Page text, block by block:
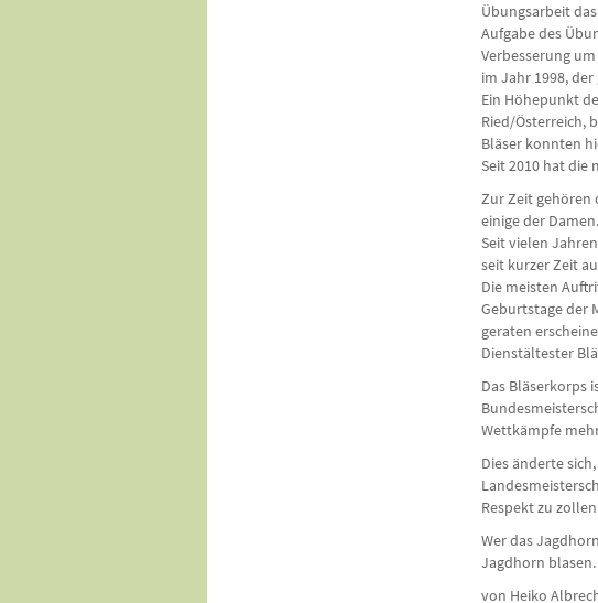
Übungsarbeit
Aufgabe des
Verbesserung
im Jahr 1998,
Ein Höhepunkt
Ried/Österreich,
Bläser konnten
Seit 2010 hat die
Zur Zeit gehören
einige der Damen.
Seit vielen
seit kurzer Zeit
Die meisten
Geburtstage der
geraten
Dienstältester
Das Bläserkorps
Wettkämpfe
Dies änderte
Respekt zu
Wer das
Jagdhorn blasen.
von Heiko